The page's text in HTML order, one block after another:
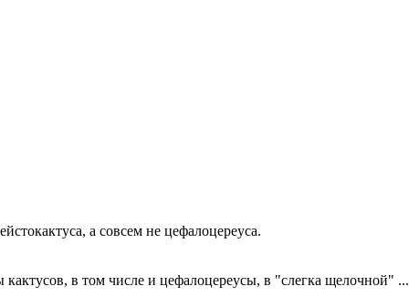
а совсем не цефалоцереуса.
в том числе и цефалоцереусы, в "слегка щелочной" ...